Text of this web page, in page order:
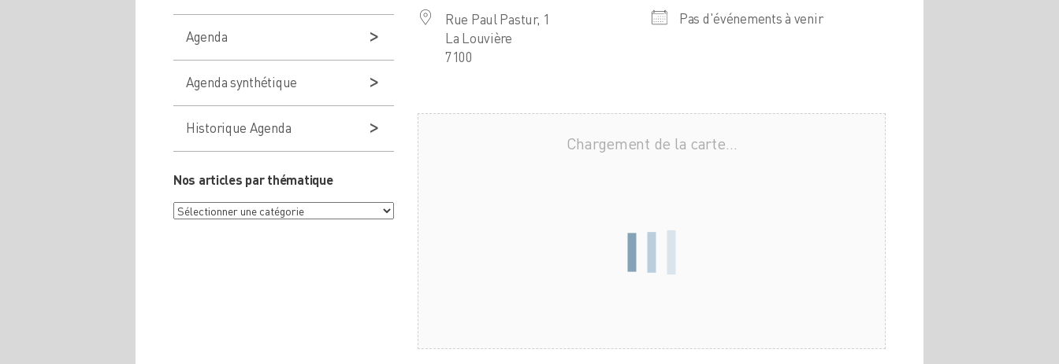
Rue Paul Pastur, 1
La Louvière
7100
Pas d'événements à venir
Chargement de la carte…
Agenda
Agenda synthétique
Historique Agenda
Nos articles par thématique
Nos
articles